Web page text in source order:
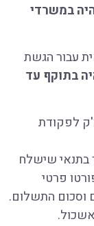
במשרדי
עבור הגשת
בתוקף עד
לפקודת
שישלח
פרטי
וסכום התשלום.
.